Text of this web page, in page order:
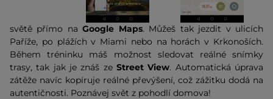
světě přímo naGoogle Maps. Můžeš tak jezdit v ulicích
Paříže, po plážích v Miami nebo na horách v Krkonoších.
Během tréninku máš možnost sledovat reálné snímky
trasy, tak jak je znáš ze Street View. Automatická úprava
zátěže navíc kopíruje reálné převýšení, což zážitku dodá na
autentičnosti. Poznávej svět z pohodlí domova!